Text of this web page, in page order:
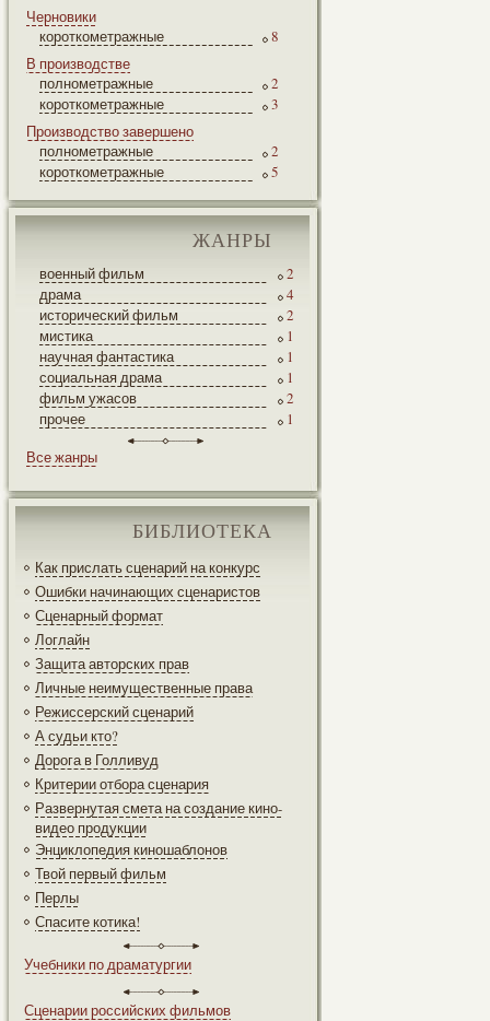
Черновики
короткометражные
8
В производстве
полнометражные
2
короткометражные
3
Производство завершено
полнометражные
2
короткометражные
5
ЖАНРЫ
военный фильм
2
драма
4
исторический фильм
2
мистика
1
научная фантастика
1
социальная драма
1
фильм ужасов
2
прочее
1
Все жанры
БИБЛИОТЕКА
Как прислать сценарий на конкурс
Ошибки начинающих сценаристов
Сценарный формат
Логлайн
Защита авторских прав
Личные неимущественные права
Режиссерский сценарий
А судьи кто?
Дорога в Голливуд
Критерии отбора сценария
Развернутая смета на создание кино-
видео продукции
Энциклопедия киношаблонов
Твой первый фильм
Перлы
Спасите котика!
Учебники по драматургии
Сценарии российских фильмов